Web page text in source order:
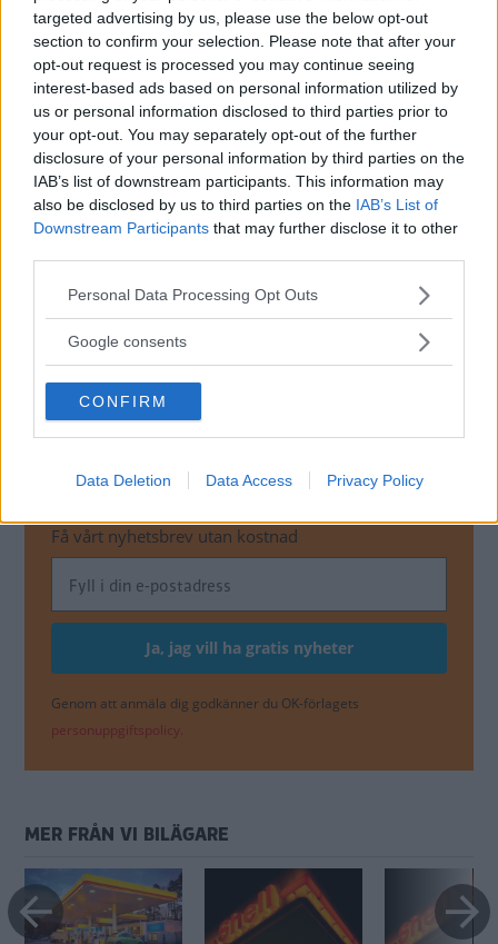
targeted advertising by us, please use the below opt-out
section to confirm your selection. Please note that after your
opt-out request is processed you may continue seeing
interest-based ads based on personal information utilized by
us or personal information disclosed to third parties prior to
your opt-out. You may separately opt-out of the further
disclosure of your personal information by third parties on the
IAB’s list of downstream participants. This information may
also be disclosed by us to third parties on the IAB’s List of
Downstream Participants that may further disclose it to other
Please note that this website/app uses one or more Google
not limited to your visit or usage behaviour. You may click to
use your data for below specified purposes in below Google
consent section.
Personal Data Processing Opt Outs
Google consents
CONFIRM
Data Deletion Data Access Privacy Policy
Vigeveno, säger dock att företaget fortfarande siktar på
”netto nollutsläpp” till 2050. Det innebär inte att bolaget
inte ska släppa ut någon koldioxid, utan att de utsläpp
som görs på något sätt ska kompenseras.
– Vi kommer fortsätta använda aktieägarnas kapital på ett
välavvägt och disciplinerat sätt för att leverera mer värde
och mindre utsläpp, säger han.
Att Sverige sänktenivån i reduktionsplikten vid nyår är
en av anledningarna till att den globala efterfrågan på
biobränsle inte längre ökar lika snabbt som tidigare,
uppger analytikern Irene Himona för Financial Times.
Även konkurrenten BP sätter två biobränsleprojekt – ett i
Tyskland och ett i USA – på tillfällig paus.
MISSA INTE KOMMANDE ARTIKLAR OM MILJÖ
Få vårt nyhetsbrev utan kostnad
Genom att anmäla dig godkänner du OK-förlagets
personuppgiftspolicy.
MER FRÅN VI BILÄGARE